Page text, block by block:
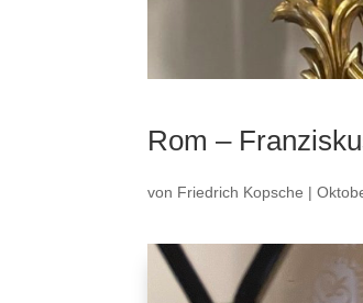
Rom –
von Friedrich Kopsche |